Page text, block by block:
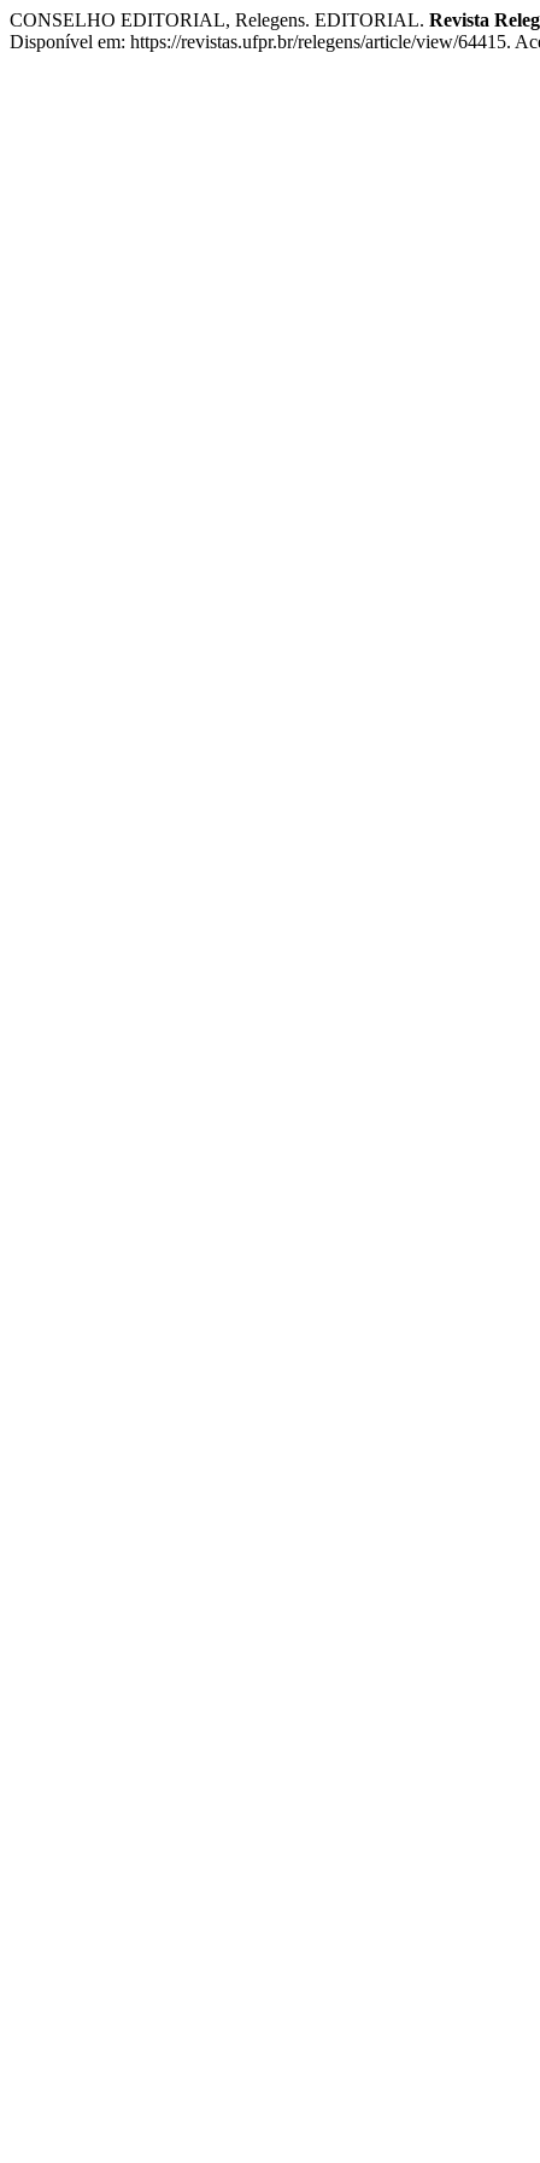
CONSELHO EDITORIAL, Relegens. EDITORIAL. Revista
Disponível em: https://revistas.ufpr.br/relegens/article/view/64415.